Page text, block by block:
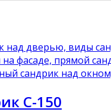
С-150